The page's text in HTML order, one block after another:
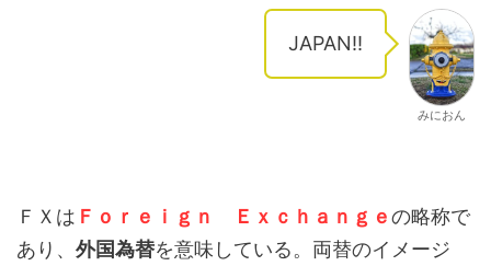
JAPAN!!
みにおん
ＦＸは Ｆｏｒｅｉｇｎ Ｅｘｃｈａｎｇｅの略称で
あり、 外国為替を意味している。両替のイメージ